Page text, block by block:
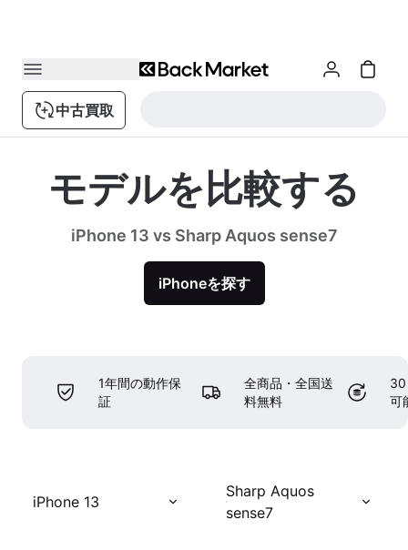
中古買取
モデルを比較する
iPhone 13 vs Sharp Aquos sense7
iPhoneを探す
1年間の動作保
証
全商品・全国送
料無料
30
可
iPhone 13
Sharp Aquos
sense7